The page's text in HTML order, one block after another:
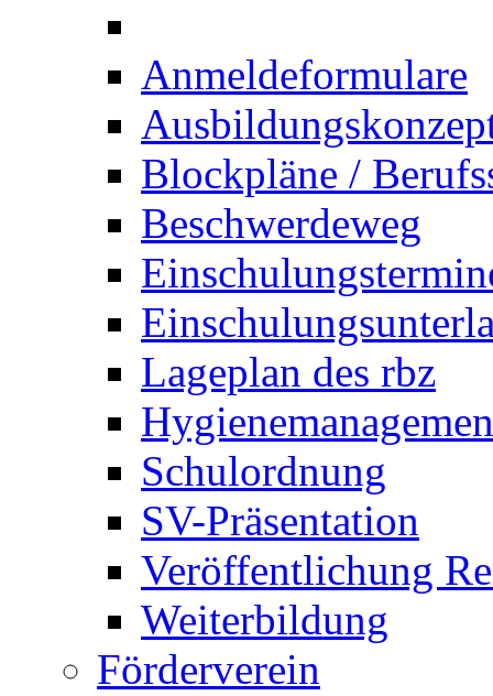
Anmeldeformulare
Blockpläne /
Beschwerdeweg
Lageplan des rbz
Schulordnung
SV-Präsentation
Veröffentlichung
Weiterbildung
Förderverein